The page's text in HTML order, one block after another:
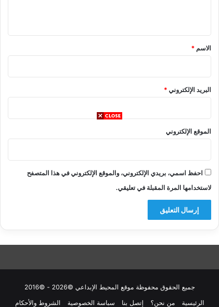
*
الاسم *
البريد الإلكتروني*
الموقع الإلكتروني
احفظ اسمي، بريدي الإلكتروني، والموقع الإلكتروني في هذا المتصفح
لاستخدامها المرة المقبلة في تعليقي.
جميع الحقوق محفوظة موقع المحيط الإبداعي ©2026 - ©2016
الرئيسية
من نحن؟ إتصل بنا سباسة الخصوصية الشروط والأحكام